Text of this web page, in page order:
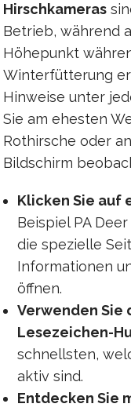
Hirschkameras
Betrieb, während
Höhepunkt
Winterfütterung
Hinweise unter
Sie am ehesten
Rothirsche oder
Bildschirm
Klicken Sie auf
Beispiel PA
die spezielle
Informationen
öffnen.
Verwenden Sie
Lesezeichen-
schnellsten,
aktiv sind.
Entdecken Sie